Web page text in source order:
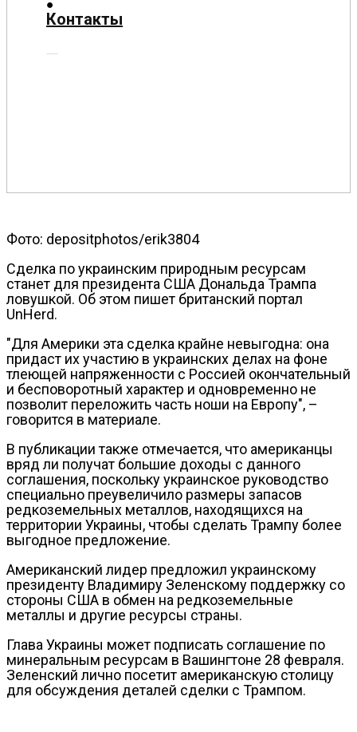
О
Контакты
Фото: depositphotos/erik3804
Сделка по украинским природным ресурсам
станет для президента США Дональда Трампа
ловушкой. Об этом пишет британский портал
UnHerd.
"Для Америки эта сделка крайне невыгодна: она
придаст их участию в украинских делах на фоне
тлеющей напряженности с Россией окончательный
и бесповоротный характер и одновременно не
позволит переложить часть ноши на Европу", –
говорится в материале.
В публикации также отмечается, что американцы
вряд ли получат большие доходы с данного
соглашения, поскольку украинское руководство
специально преувеличило размеры запасов
редкоземельных металлов, находящихся на
территории Украины, чтобы сделать Трампу более
выгодное предложение.
Американский лидер предложил украинскому
президенту Владимиру Зеленскому поддержку со
стороны США в обмен на редкоземельные
металлы и другие ресурсы страны.
Глава Украины может подписать соглашение по
минеральным ресурсам в Вашингтоне 28 февраля.
Зеленский лично посетит американскую столицу
для обсуждения деталей сделки с Трампом.